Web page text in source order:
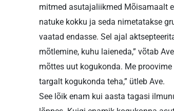
mitmed asutajaliikmed Mõisamaalt
natuke kokku ja seda nimetatakse
vaatad endasse. Sel ajal
mõtlemine, kuhu laieneda,” võtab
mõttes uut kogukonda. Me
targalt kogukonda teha,” ütleb Ave.
See lõik enam kui aasta tagasi